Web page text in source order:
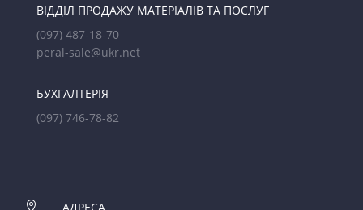
ВІДДІЛ ПРОДАЖУ МАТЕРІАЛІВ ТА ПОСЛУГ
(097) 487-18-70
peral-sale@ukr.net
БУХГАЛТЕРІЯ
(097) 746-78-82
